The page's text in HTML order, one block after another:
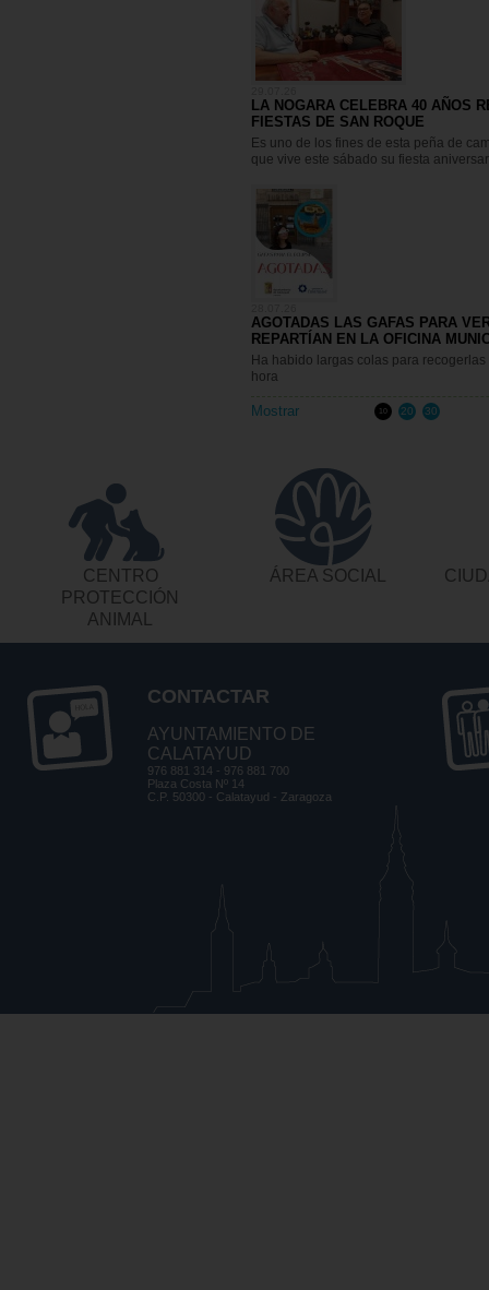
LA NOGARA CELEBRA 40 AÑOS
FIESTAS DE SAN ROQUE
Es uno de los fines de esta peña de
que vive este sábado su fiesta
AGOTADAS LAS GAFAS PARA
REPARTÍAN EN LA OFICINA
Ha habido largas colas para
hora
Mostrar 10 20 30
CENTRO
PROTECCIÓN
ANIMAL
ÁREA SOCIAL
CONTACTAR
AYUNTAMIENTO DE
CALATAYUD
976 881 314 - 976 881 700
Plaza Costa Nº 14
C.P. 50300 - Calatayud - Zaragoza